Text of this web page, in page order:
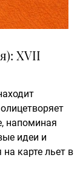
XVII
напоминая
идеи и
карте льет в